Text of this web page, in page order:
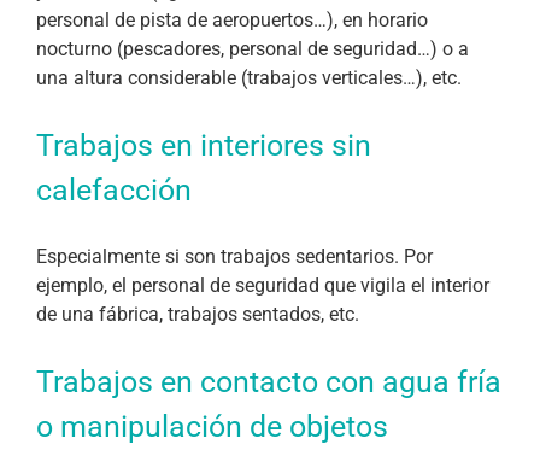
personal de pista de aeropuertos…), en horario
nocturno (pescadores, personal de seguridad…) o a
una altura considerable (trabajos verticales…), etc.
Trabajos en interiores sin
calefacción
Especialmente si son trabajos sedentarios. Por
ejemplo, el personal de seguridad que vigila el interior
de una fábrica, trabajos sentados, etc.
Trabajos en contacto con agua fría
o manipulación de objetos